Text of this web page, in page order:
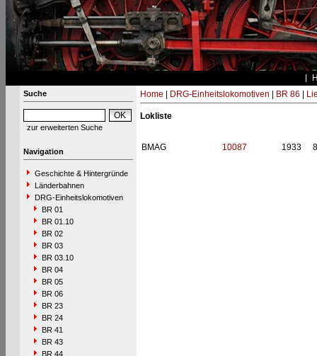
Suche
zur erweiterten Suche
Navigation
Geschichte & Hintergründe
Länderbahnen
DRG-Einheitslokomotiven
BR 01
BR 01.10
BR 02
BR 03
BR 03.10
BR 04
BR 05
BR 06
BR 23
BR 24
BR 41
BR 43
BR 44
Home DRG-Einheitslokomotiven BR 86
Lokliste
BMAG 10087 1933